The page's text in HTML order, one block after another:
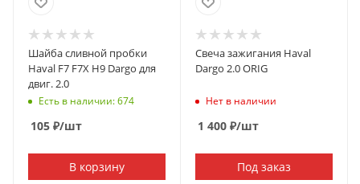
Шайба сливной пробки
Haval F7 F7X H9 Dargo для
двиг. 2.0
Есть в наличии: 674
105 ₽/шт
В корзину
Свеча зажигания Haval
Dargo 2.0 ORIG
Нет в наличии
1 400 ₽/шт
Под заказ